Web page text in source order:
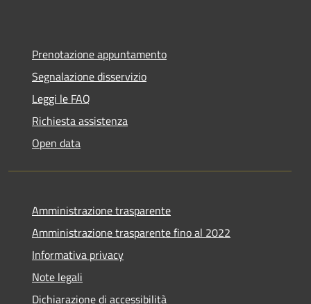
Prenotazione appuntamento
Segnalazione disservizio
Leggi le FAQ
Richiesta assistenza
Open data
Amministrazione trasparente
Amministrazione trasparente fino al 2022
Informativa privacy
Note legali
Dichiarazione di accessibilità